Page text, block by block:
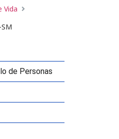
de Personas
Vida